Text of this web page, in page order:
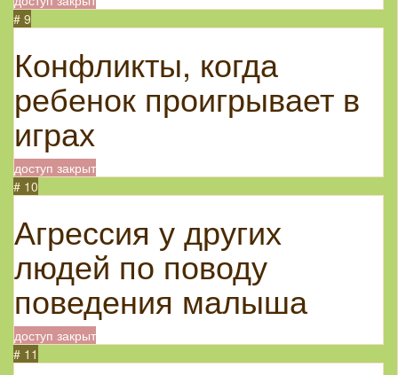
# 9
Конфликты, когда
ребенок проигрывает в
играх
доступ закрыт
# 10
Агрессия у других
людей по поводу
поведения малыша
доступ закрыт
# 11